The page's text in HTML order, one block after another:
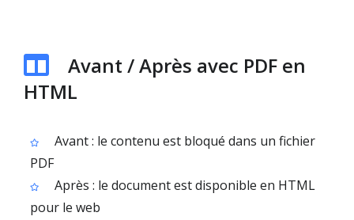
Avant / Après avec PDF en
HTML
Avant : le contenu est bloqué dans un fichier
PDF
Après : le document est disponible en HTML
pour le web